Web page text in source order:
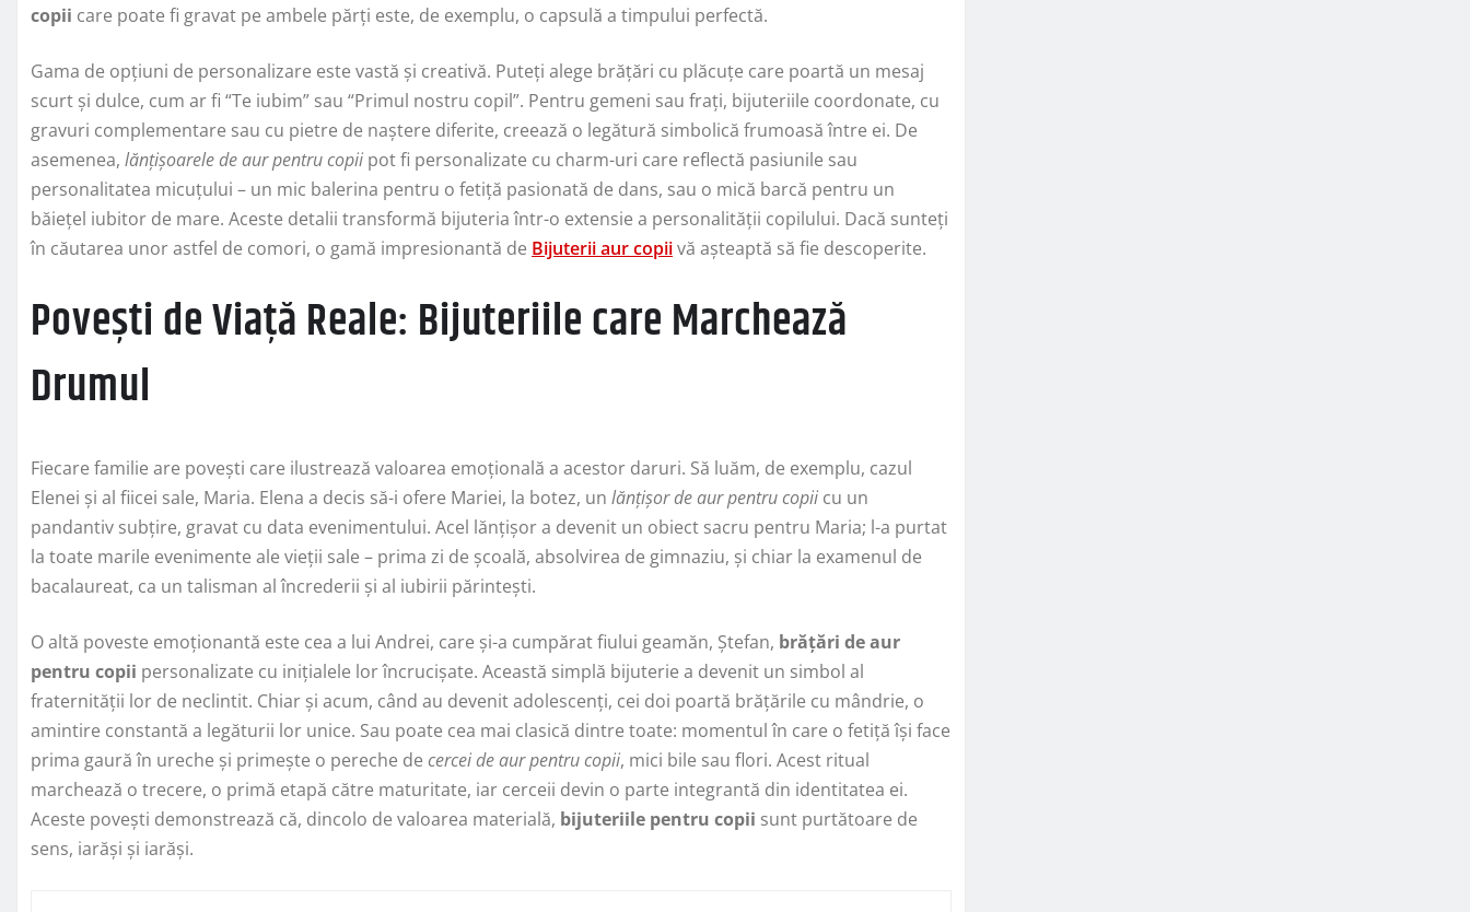
copii care poate fi gravat pe ambele părți este, de exemplu, o capsulă a timpului perfectă.
Gama de opțiuni de personalizare este vastă și creativă. Puteți alege brățări cu plăcuțe care poartă un mesaj
scurt și dulce, cum ar fi “Te iubim” sau “Primul nostru copil”. Pentru gemeni sau frați, bijuteriile coordonate, cu
gravuri complementare sau cu pietre de naștere diferite, creează o legătură simbolică frumoasă între ei. De
asemenea, lănțișoarele de aur pentru copii pot fi personalizate cu charm-uri care reflectă pasiunile sau
personalitatea micuțului – un mic balerina pentru o fetiță pasionată de dans, sau o mică barcă pentru un
băiețel iubitor de mare. Aceste detalii transformă bijuteria într-o extensie a personalității copilului. Dacă sunteți
în căutarea unor astfel de comori, o gamă impresionantă de Bijuterii aur copiivă așteaptă să fie descoperite.
Povești de Viață Reale: Bijuteriile care Marchează
Drumul
Fiecare familie are povești care ilustrează valoarea emoțională a acestor daruri. Să luăm, de exemplu, cazul
Elenei și al fiicei sale, Maria. Elena a decis să-i ofere Mariei, la botez, un lănțișor de aur pentru copii cu un
pandantiv subțire, gravat cu data evenimentului. Acel lănțișor a devenit un obiect sacru pentru Maria; l-a purtat
la toate marile evenimente ale vieții sale – prima zi de școală, absolvirea de gimnaziu, și chiar la examenul de
bacalaureat, ca un talisman al încrederii și al iubirii părintești.
O altă poveste emoționantă este cea a lui Andrei, care și-a cumpărat fiului geamăn, Ștefan, brățări de aur
pentru copii personalizate cu inițialele lor încrucișate. Această simplă bijuterie a devenit un simbol al
fraternității lor de neclintit. Chiar și acum, când au devenit adolescenți, cei doi poartă brățările cu mândrie, o
amintire constantă a legăturii lor unice. Sau poate cea mai clasică dintre toate: momentul în care o fetiță își face
prima gaură în ureche și primește o pereche de cercei de aur pentru copii, mici bile sau flori. Acest ritual
marchează o trecere, o primă etapă către maturitate, iar cerceii devin o parte integrantă din identitatea ei.
Aceste povești demonstrează că, dincolo de valoarea materială, bijuteriile pentru copii sunt purtătoare de
sens, iarăși și iarăși.